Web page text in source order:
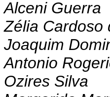
Alceni Guerra
Zélia Cardoso
Joaquim
Antonio
Ozires Silva